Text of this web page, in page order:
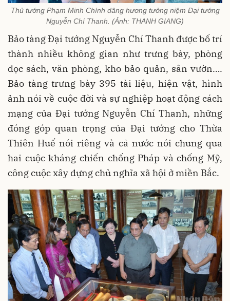
Thủ tướng Phạm Minh Chính dâng hương tưởng niệm Đại tướng
Nguyễn Chí Thanh. (Ảnh: THANH GIANG)
Bảo tàng Đại tướng Nguyễn Chí Thanh được bố trí
thành nhiều không gian như trưng bày, phòng
đọc sách, văn phòng, kho bảo quản, sân vườn….
Bảo tàng trưng bày 395 tài liệu, hiện vật, hình
ảnh nói về cuộc đời và sự nghiệp hoạt động cách
mạng của Đại tướng Nguyễn Chí Thanh, những
đóng góp quan trọng của Đại tướng cho Thừa
Thiên Huế nói riêng và cả nước nói chung qua
hai cuộc kháng chiến chống Pháp và chống Mỹ,
công cuộc xây dựng chủ nghĩa xã hội ở miền Bắc.